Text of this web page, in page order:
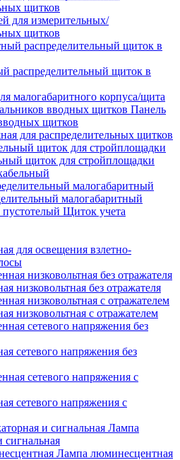
для измерительных/
щитков
распределительный щиток в
малогабаритного корпуса/щита
Панель
щитков
для распределительных щитков
щиток для стройплощадки
малогабаритный
Щиток учета
для освещения взлетно-
низковольтная без отражателя
низковольтная с отражателем
сетевого напряжения без
сетевого напряжения с
Лампа
сигнальная
Лампа люминесцентная